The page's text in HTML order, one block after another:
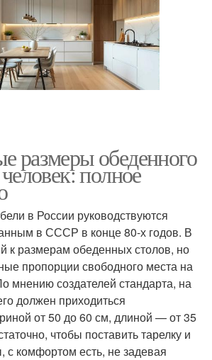
размеры обеденного
полное
в России руководствуются
в СССР в конце 80-х годов. В
к размерам обеденных столов, но
пропорции свободного места на
мнению создателей стандарта, на
должен приходиться
от 50 до 60 см, длиной — от 35
чтобы поставить тарелку и
с комфортом есть, не задевая